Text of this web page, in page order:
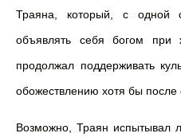
Траяна, который, с одной
объявлять себя богом при
продолжал поддерживать
обожествлению хотя бы после
Возможно, Траян испытывал